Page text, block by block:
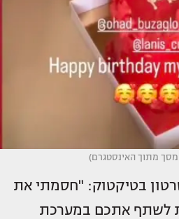
מסך מתוך האינסטגרם)
בטיקטוק: "חסמתי את
לשתף אתכם במערכת